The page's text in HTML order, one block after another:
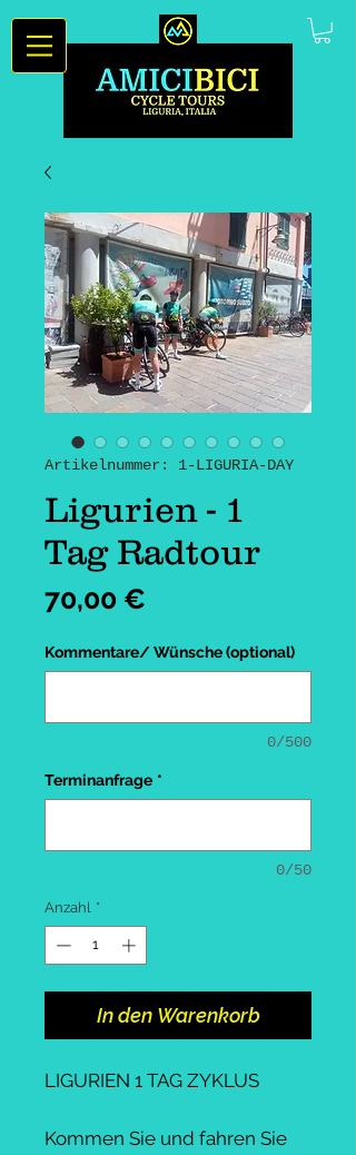
Artikelnummer: 1-LIGURIA-DAY
Ligurien - 1
Tag Radtour
70,00 €
Kommentare/ Wünsche (optional)
0/500
Terminanfrage *
0/50
Anzahl *
In den Warenkorb
LIGURIEN 1 TAG ZYKLUS
Kommen Sie und fahren Sie